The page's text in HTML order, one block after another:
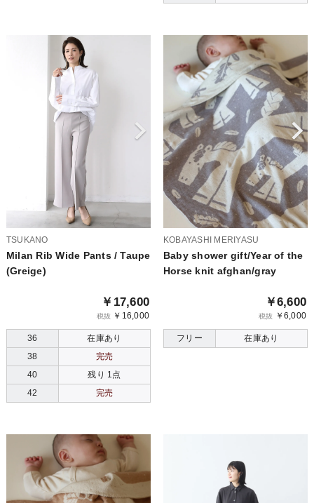
TSUKANO
Milan Rib Wide Pants / Taupe
(Greige)
￥17,600
税抜 ￥16,000
36
在庫あり
38
完売
40
残り 1点
42
完売
KOBAYASHI MERIYASU
Baby shower gift/Year of the
Horse knit afghan/gray
￥6,600
税抜 ￥6,000
フリー 在庫あり